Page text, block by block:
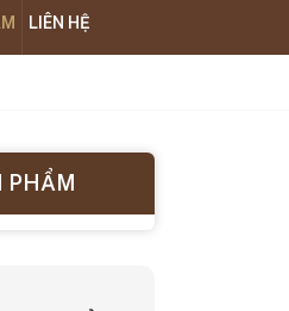
LIÊN HỆ
PHẨM